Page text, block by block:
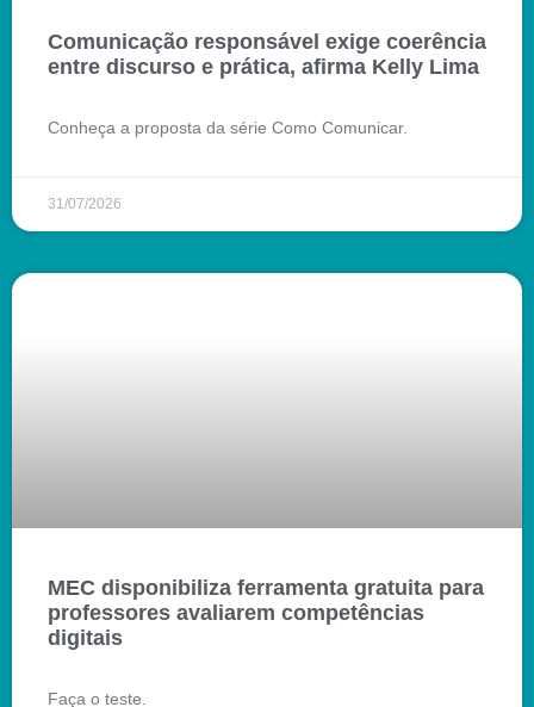
Comunicação responsável exige coerência
entre discurso e prática, afirma Kelly Lima
Conheça a proposta da série Como Comunicar.
31/07/2026
MEC disponibiliza ferramenta gratuita para
professores avaliarem competências
digitais
Faça o teste.